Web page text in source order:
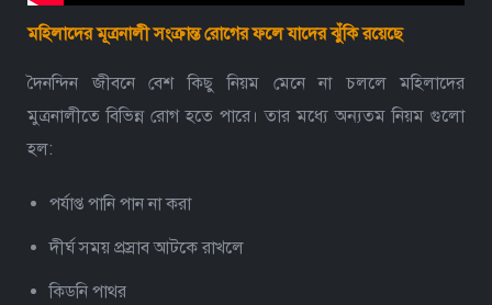
মহিলাদের মূত্রনালী সংক্রান্ত রোগের ফলে যাদের ঝুঁকি রয়েছে
দৈনন্দিন জীবনে বেশ কিছু নিয়ম মেনে না চললে মহিলাদের
মুত্রনালীতে বিভিন্ন রোগ হতে পারে। তার মধ্যে অন্যতম নিয়ম গুলো
হল:
পর্যাপ্ত পানি পান না করা
দীর্ঘ সময় প্রস্রাব আটকে রাখলে
কিডনি পাথর